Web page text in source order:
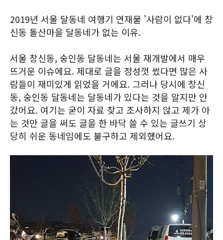
2019년 서울 달동네 여행기 연재물 '사람이 없다'에 창
신동 돌산마을 달동네가 없는 이유.
서울 창신동, 숭인동 달동네는 서울 재개발에서 매우
뜨거운 이슈에요. 제대로 글을 정성껏 썼다면 많은 사
람들이 재미있게 읽었을 거에요. 그러나 당시에 창신
동, 숭인동 달동네는 달동네가 있다는 것을 알지만 안
갔어요. 여기는 굳이 자료 찾고 조사하지 않고 제가 아
는 것만 글을 써도 글을 한 바닥 쓸 수 있는 글쓰기 상
당히 쉬운 동네임에도 불구하고 제외했어요.